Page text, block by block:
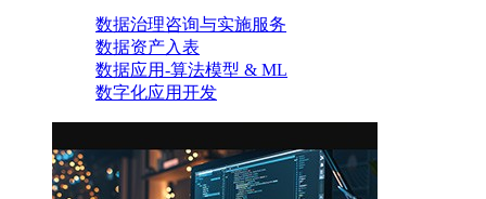
数据治理咨询与实施服务
数据资产入表
数据应用-算法模型 & ML
数字化应用开发